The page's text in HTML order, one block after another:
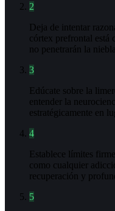
2
Deja de intentar
córtex prefrontal está
no penetrarán la
3
Edúcate sobre la
entender la
estratégicamente en
4
Establece límites
como cualquier
recuperación y
5